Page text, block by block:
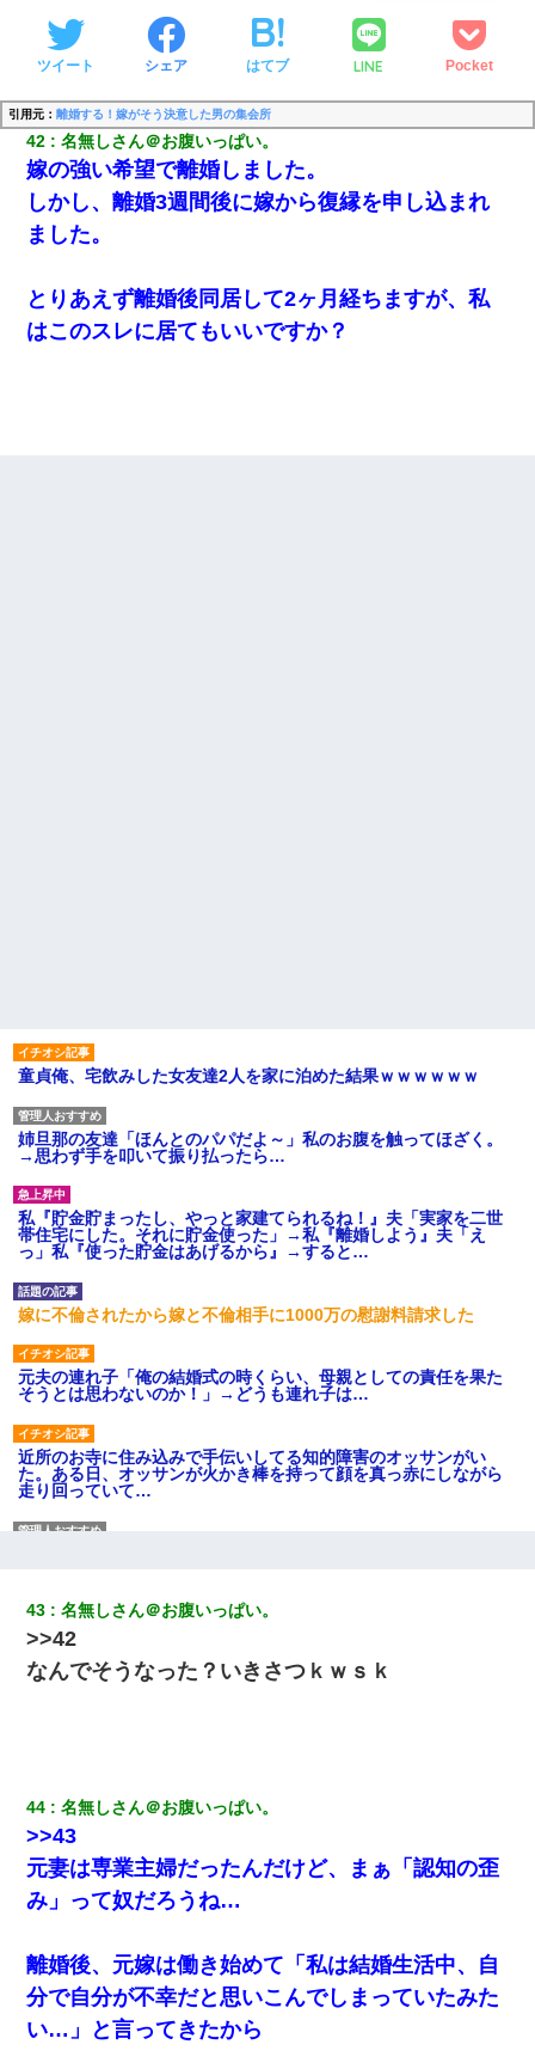
ツイート シェア はてブ LINE Pocket
引用元： 離婚する！嫁がそう決意した男の集会所
42 名無しさん＠お腹いっぱい。
嫁の強い希望で離婚しました。
しかし、離婚3週間後に嫁から復縁を申し込まれ
ました。
とりあえず離婚後同居して2ヶ月経ちますが、私
はこのスレに居てもいいですか？
童貞俺、宅飲みした女友達2人を家に泊めた結果ｗｗｗｗｗｗ
姉旦那の友達「ほんとのパパだよ～」私のお腹を触ってほざく。
→思わず手を叩いて振り払ったら…
私『貯金貯まったし、やっと家建てられるね！』夫「実家を二世
帯住宅にした。それに貯金使った」→私『離婚しよう』夫「え
っ」私『使った貯金はあげるから』→すると…
嫁に不倫されたから嫁と不倫相手に1000万の慰謝料請求した
元夫の連れ子「俺の結婚式の時くらい、母親としての責任を果た
そうとは思わないのか！」→どうも連れ子は…
近所のお寺に住み込みで手伝いしてる知的障害のオッサンがい
た。ある日、オッサンが火かき棒を持って顔を真っ赤にしながら
走り回っていて…
32歳ワイ、34歳の可愛い女と付き合うも現実を知ってしまい無事
死亡・・・
ワイアラサー主婦、昨晩久しぶりに夫と致した結果ｗｗｗｗｗ
彼女との行為を録画した結果→衝撃の事実が判明したｗｗｗｗｗ
ｗ
ケーキバイキングにいた単独の50くらいのオッサン、強烈だっ
た。
俺「初対面でなに言ったか覚えてる？」嫁「臭いんだよ！キモオ
タ？だっけ？」俺「だいたい合ってる。で、なんで告白してきた
43 名無しさん＠お腹いっぱい。
>>42
なんでそうなった？いきさつｋｗｓｋ
44 名無しさん＠お腹いっぱい。
>>43
元妻は専業主婦だったんだけど、まぁ「認知の歪
み」って奴だろうね…
離婚後、元嫁は働き始めて「私は結婚生活中、自
分で自分が不幸だと思いこんでしまっていたみた
い…」と言ってきたから